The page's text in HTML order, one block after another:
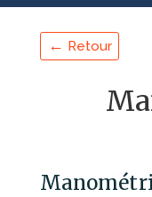
Le Cabinet
Informations
La Coloscopie
← Retour